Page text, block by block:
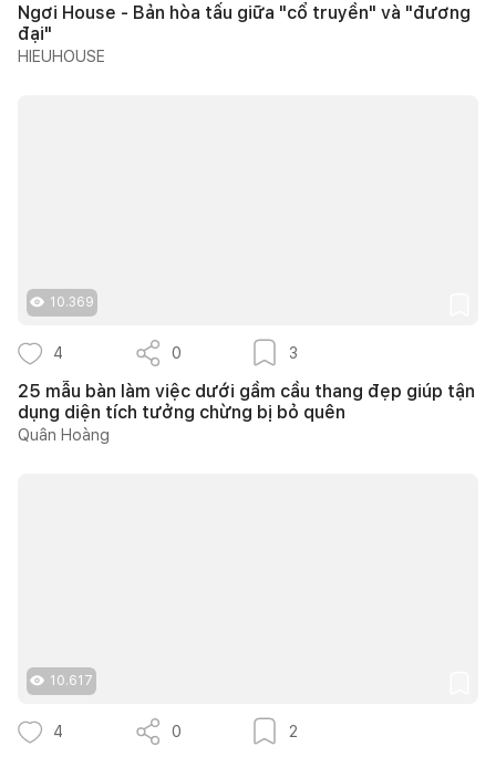
Ngơi House - Bản hòa tấu giữa "cổ truyền" và "đương
đại"
HIEUHOUSE
10.369
4 0 3
25 mẫu bàn làm việc dưới gầm cầu thang đẹp giúp tận
dụng diện tích tưởng chừng bị bỏ quên
Quân Hoàng
10.617
4 0 2